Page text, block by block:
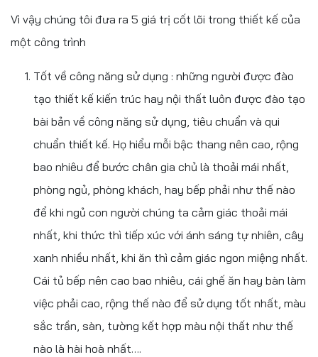
Vì vậy chúng tôi đưa ra 5 giá trị cốt lõi trong thiết kế của
một công trình
Tốt về công năng sử dụng : những người được đào
tạo thiết kế kiến trúc hay nội thất luôn được đào tạo
bài bản về công năng sử dụng, tiêu chuẩn và qui
chuẩn thiết kế. Họ hiểu mỗi bậc thang nên cao, rộng
bao nhiêu để bước chân gia chủ là thoải mái nhất,
phòng ngủ, phòng khách, hay bếp phải như thế nào
để khi ngủ con người chúng ta cảm giác thoải mái
nhất, khi thức thì tiếp xúc với ánh sáng tự nhiên, cây
xanh nhiều nhất, khi ăn thì cảm giác ngon miệng nhất.
Cái tủ bếp nên cao bao nhiêu, cái ghế ăn hay bàn làm
việc phải cao, rộng thế nào để sử dụng tốt nhất, màu
sắc trần, sàn, tường kết hợp màu nội thất như thế
nào là hài hoà nhất….